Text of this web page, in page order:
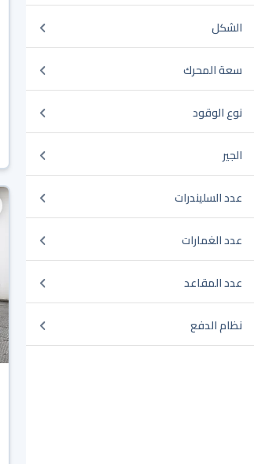
الشكل
سعة المحرك
نوع الوقود
الجير
عدد السليندرات
عدد الغمارات
عدد المقاعد
نظام الدفع